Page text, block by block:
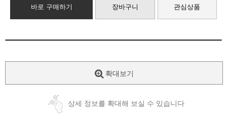
바로 구매하기 장바구니 관심상품
확대보기
상세 정보를 확대해 보실 수 있습니다